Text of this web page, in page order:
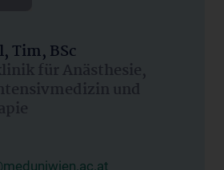
Tim, BSc
für Anästhesie,
und